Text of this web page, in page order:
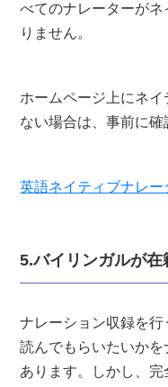
べてのナレーターが
りません。
ホームページ上にネ
ない場合は、事前に確
英語ネイティブナレー
5.バイリンガルが在
ナレーション収録を
読んでもらいたいか
あります。しかし、